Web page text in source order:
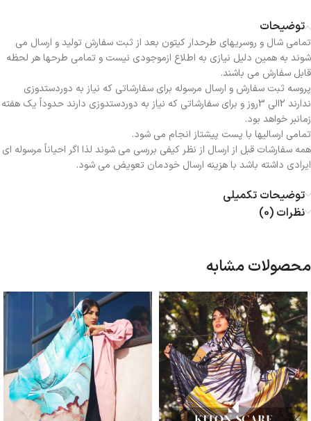
توضیحات
تمامی شال و روسریهای طرحدار کیتون بعد از ثبت سفارش تولید و ارسال می
شوند به همین دلیل نیازی به اطلاع ازموجودی نیست و تمامی طرحها هر لحظه
قابل سفارش می باشند.
پروسه ثبت سفارش و ارسال مرسوله برای سفارشاتی که نیاز به دوردستدوزی
ندارند 2الی 3روز و برای سفارشاتی که نیاز به دوردستدوزی دارند حدوداً یک هفته
زمانبر خواهد بود.
تمامی ارسالیها با پست پیشتاز انجام می شود.
همه سفارشات قبل از ارسال از نظر کیفی بررسی می شوند لذا اگر احیاناً مرسوله ای
ایرادی داشته باشد با هزینه ارسال خودمان تعویض می شود.
توضیحات تکمیلی
نظرات (0)
محصولات مشابه